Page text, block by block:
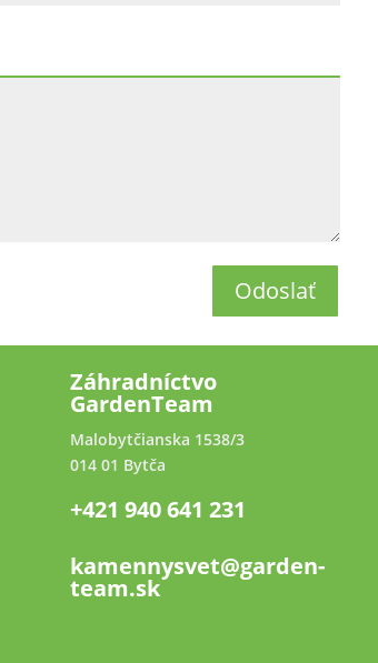
Odoslať
Záhradníctvo
GardenTeam
Malobytčianska 1538/3
014 01 Bytča
+421 940 641 231
kamennysvet@garden-
team.sk